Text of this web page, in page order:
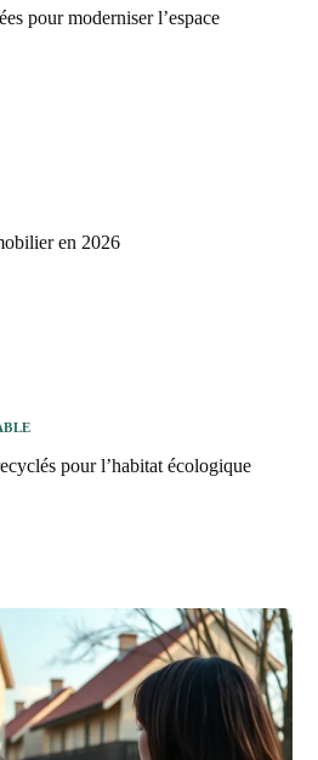
pour moderniser l’espace
en 2026
pour l’habitat écologique